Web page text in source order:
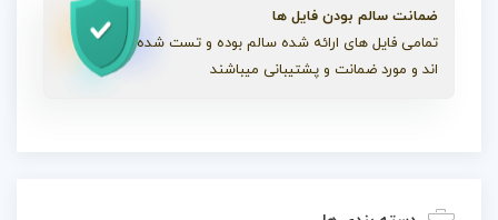
ضمانت سالم بودن فایل ها
تمامی فایل های ارائه شده سالم بوده و تست شده
اند و مورد ضمانت و پشتیبانی میباشند